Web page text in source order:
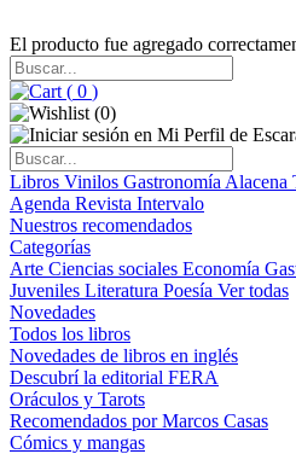
El producto fue agregado
( 0 )
(0)
Libros Vinilos Gastronomía Alacena
Agenda Revista Intervalo
Nuestros recomendados
Categorías
Arte Ciencias sociales Economía
Juveniles Literatura Poesía Ver todas
Novedades
Todos los libros
Novedades de libros en inglés
Descubrí la editorial FERA
Oráculos y Tarots
Recomendados por Marcos Casas
Cómics y mangas